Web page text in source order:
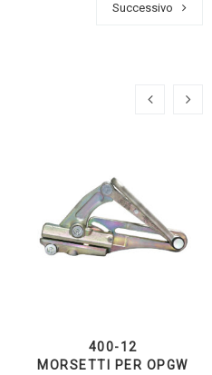
Successivo
400-12
MORSETTI PER OPGW